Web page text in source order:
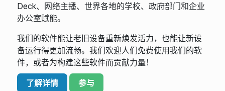
Deck、网络主播、世界各地的学校、政府部门和企业
办公室赋能。
我们的软件能让老旧设备重新焕发活力，也能让新设
备运行得更加流畅。我们欢迎人们免费使用我们的软
件，或者为构建这些软件而贡献力量！
了解详情 参与